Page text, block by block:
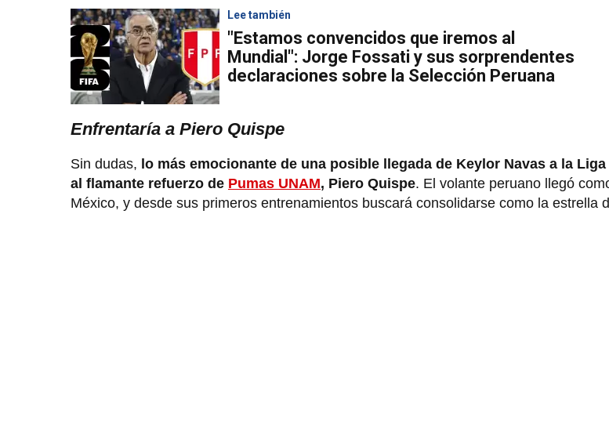
Lee también
"Estamos convencidos que iremos al
Mundial": Jorge Fossati y sus sorprendentes
declaraciones sobre la Selección Peruana
Enfrentaría a Piero Quispe
Sin dudas, lo más emocionante de una posible llegada de Keylor Navas a la
al flamante refuerzo de Pumas UNAM, Piero Quispe. El volante peruano llegó
México, y desde sus primeros entrenamientos buscará consolidarse como la estrella